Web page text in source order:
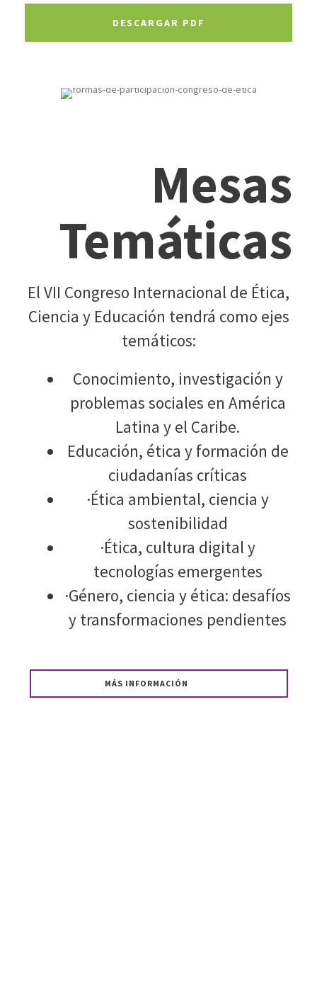
DESCARGAR PDF
Mesas
Temáticas
El VII Congreso Internacional de Ética,
Ciencia y Educación tendrá como ejes
temáticos:
Conocimiento, investigación y
problemas sociales en América
Latina y el Caribe.
Educación, ética y formación de
ciudadanías críticas
·Ética ambiental, ciencia y
sostenibilidad
·Ética, cultura digital y
tecnologías emergentes
·Género, ciencia y ética: desafíos
y transformaciones pendientes
MÁS INFORMACIÓN